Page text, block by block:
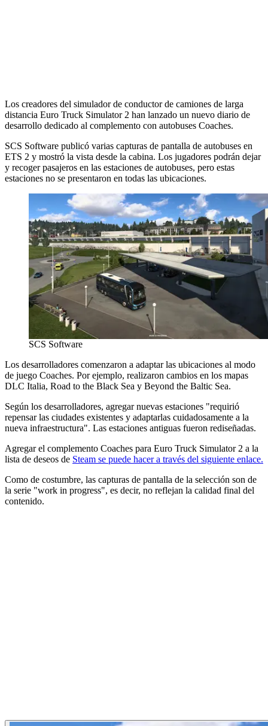
Los creadores del simulador de conductor de camiones de larga
distancia Euro Truck Simulator 2 han lanzado un nuevo diario de
desarrollo dedicado al complemento con autobuses Coaches.
SCS Software publicó varias capturas de pantalla de autobuses en
ETS 2 y mostró la vista desde la cabina. Los jugadores podrán dejar
y recoger pasajeros en las estaciones de autobuses, pero estas
estaciones no se presentaron en todas las ubicaciones.
SCS Software
Los desarrolladores comenzaron a adaptar las ubicaciones al modo
de juego Coaches. Por ejemplo, realizaron cambios en los mapas
DLC Italia, Road to the Black Sea y Beyond the Baltic Sea.
Según los desarrolladores, agregar nuevas estaciones "requirió
repensar las ciudades existentes y adaptarlas cuidadosamente a la
nueva infraestructura". Las estaciones antiguas fueron rediseñadas.
Agregar el complemento Coaches para Euro Truck Simulator 2 a la
lista de deseos de Steam se puede hacer a través del siguiente enlace.
Como de costumbre, las capturas de pantalla de la selección son de
la serie "work in progress", es decir, no reflejan la calidad final del
contenido.